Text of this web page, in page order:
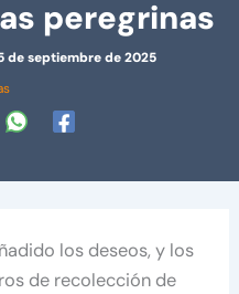
peregrinas
de septiembre de 2025
los deseos, y los
de recolección de